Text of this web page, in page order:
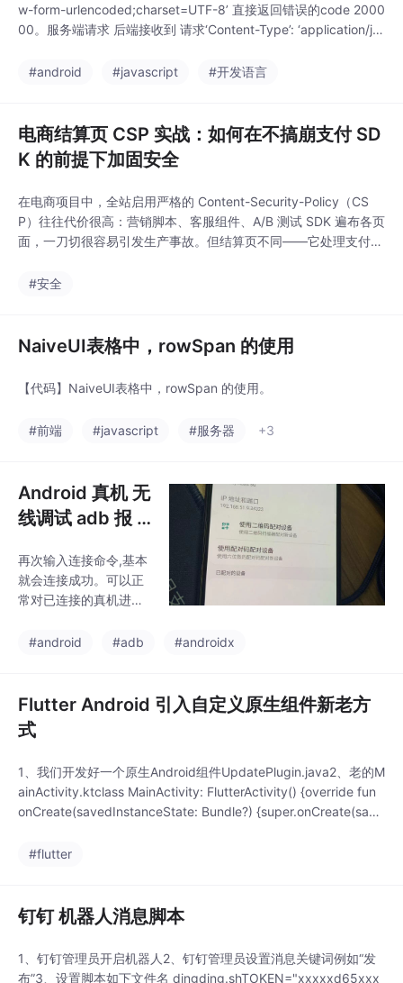
w-form-urlencoded;charset=UTF-8’ 直接返回错误的code 2000
00。服务端请求 后端接收到 请求‘Content-Type’: ‘application/js
必须是json格式。如果
#android #javascript #开发语言
电商结算页 CSP 实战：如何在不搞崩支付 SD
K 的前提下加固安全
在电商项目中，全站启用严格的 Content-Security-Policy（CS
P）往往代价很高：营销脚本、客服组件、A/B 测试 SDK 遍布各页
面，一刀切很容易引发生产事故。但结算页不同——它处理支付信
发 CSP，同时剥离 GTM 等非必要追踪脚本，支付 SDK 通过白名
#安全
NaiveUI表格中，rowSpan 的使用
【代码】NaiveUI表格中，rowSpan 的使用。
#前端 #javascript #服务器 +3
Android 真机 无
线调试 adb 报 f
t to 192.168.51.
9:34323 失败
再次输入连接命令,基本
就会连接成功。可以正
常对已连接的真机进行
的IP地址和端口。执行
#android #adb #androidx
Flutter Android 引入自定义原生组件新老方
式
1、我们开发好一个原生Android组件UpdatePlugin.java2、老的M
ainActivity.ktclass MainActivity: FlutterActivity() {override fun
onCreate(savedInstanceState: Bundle?) {super.onCreate(save
#flutter
钉钉 机器人消息脚本
1、钉钉管理员开启机器人2、钉钉管理员设置消息关键词例如“发
布”3、设置脚本如下文件名 dingding.shTOKEN="xxxxxd65xxx